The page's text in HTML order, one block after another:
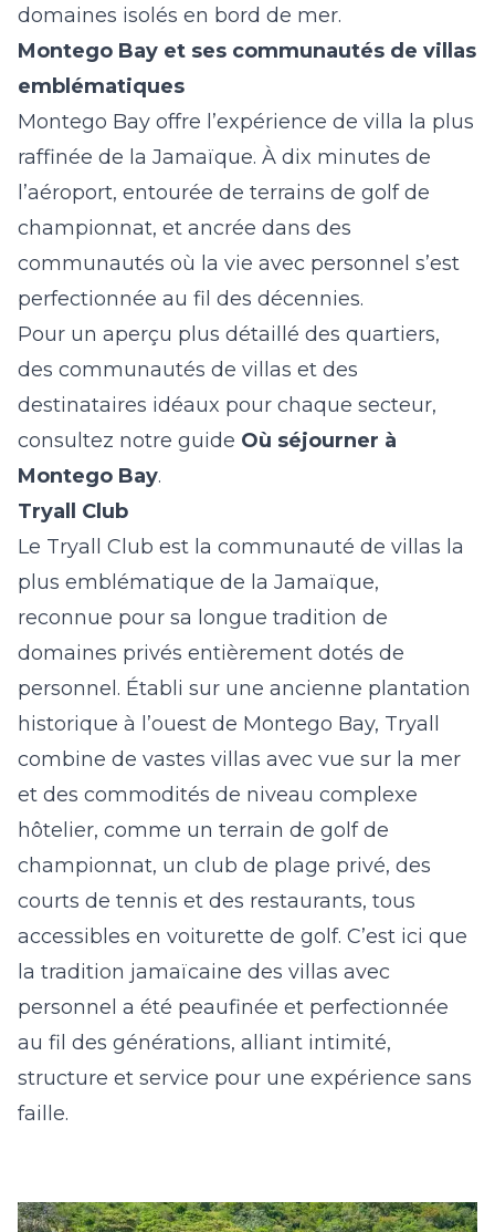
domaines isolés en bord de mer.
Montego Bay et ses communautés de villas
emblématiques
Montego Bay offre l’expérience de villa la plus
raffinée de la Jamaïque. À dix minutes de
l’aéroport, entourée de terrains de golf de
championnat, et ancrée dans des
communautés où la vie avec personnel s’est
perfectionnée au fil des décennies.
Pour un aperçu plus détaillé des quartiers,
des communautés de villas et des
destinataires idéaux pour chaque secteur,
consultez notre guide Où séjourner à
Montego Bay.
Tryall Club
Le Tryall Club est la communauté de villas la
plus emblématique de la Jamaïque,
reconnue pour sa longue tradition de
domaines privés entièrement dotés de
personnel. Établi sur une ancienne plantation
historique à l’ouest de Montego Bay, Tryall
combine de vastes villas avec vue sur la mer
et des commodités de niveau complexe
hôtelier, comme un terrain de golf de
championnat, un club de plage privé, des
courts de tennis et des restaurants, tous
accessibles en voiturette de golf. C’est ici que
la tradition jamaïcaine des villas avec
personnel a été peaufinée et perfectionnée
au fil des générations, alliant intimité,
structure et service pour une expérience sans
faille.